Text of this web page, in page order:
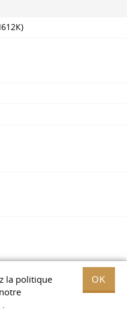
la politique
.
OK